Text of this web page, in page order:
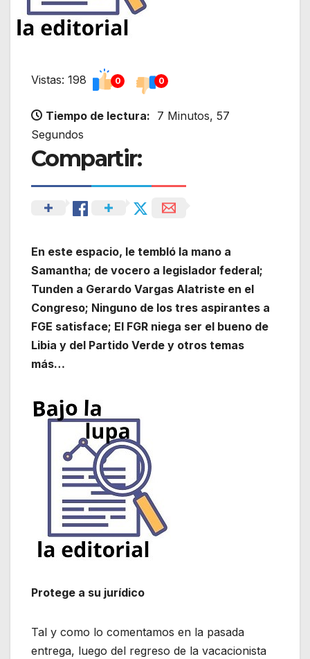
Vistas: 198 0 0
Tiempo de lectura: 7 Minutos, 57
Segundos
Compartir:
En este espacio, le tembló la mano a
Samantha; de vocero a legislador federal;
Tunden a Gerardo Vargas Alatriste en el
Congreso; Ninguno de los tres aspirantes a
FGE satisface; El FGR niega ser el bueno de
Libia y del Partido Verde y otros temas
más…
Protege a su jurídico
Tal y como lo comentamos en la pasada
entrega, luego del regreso de la vacacionista